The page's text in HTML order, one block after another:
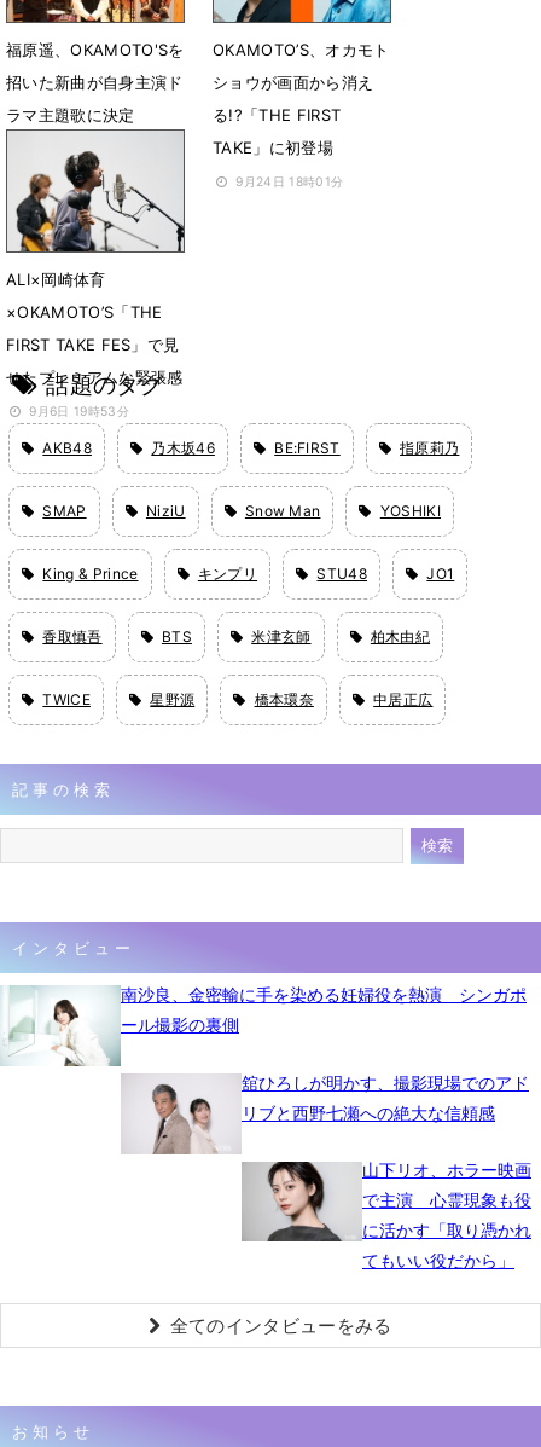
福原遥、OKAMOTO'Sを
招いた新曲が自身主演ド
ラマ主題歌に決定
9月27日 12時00分
OKAMOTO’S、オカモト
ショウが画面から消え
る!?「THE FIRST
TAKE」に初登場
9月24日 18時01分
ALI×岡崎体育
×OKAMOTO’S「THE
FIRST TAKE FES」で見
せたプレミアムな緊張感
9月6日 19時53分
話題のタグ
AKB48 乃木坂46 BE:FIRST 指原莉乃
SMAP NiziU Snow Man YOSHIKI
King & Prince キンプリ STU48 JO1
香取慎吾 BTS 米津玄師 柏木由紀
TWICE 星野源 橋本環奈 中居正広
記事の検索
インタビュー
南沙良、金密輸に手を染める妊婦役を熱演 シンガポ
ール撮影の裏側
舘ひろしが明かす、撮影現場でのアド
リブと西野七瀬への絶大な信頼感
山下リオ、ホラー映画
で主演 心霊現象も役
に活かす「取り憑かれ
てもいい役だから」
全てのインタビューをみる
お知らせ